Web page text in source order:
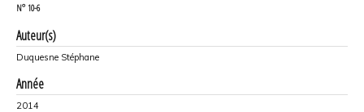
N° 10-6
Auteur(s)
Duquesne Stéphane
Année
2014